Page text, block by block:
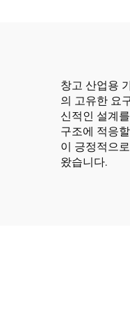
창고 산업용
의 고유한 요
신적인 설계
구조에 적응
이 긍정적으
왔습니다.